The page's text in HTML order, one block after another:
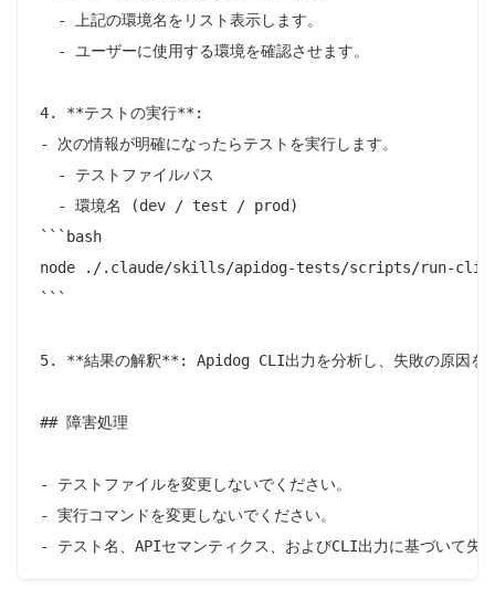
  - 上記の環境名をリスト表示します。
  - ユーザーに使用する環境を確認させます。
4. **テストの実行**:
- 次の情報が明確になったらテストを実行します。
  - テストファイルパス
  - 環境名 (dev / test / prod)
```bash
node ./.claude/skills/apidog-tests/scripts/run-
```
5. **結果の解釈**: Apidog CLI出力を分析し、失敗の原因を
## 障害処理
- テストファイルを変更しないでください。
- 実行コマンドを変更しないでください。